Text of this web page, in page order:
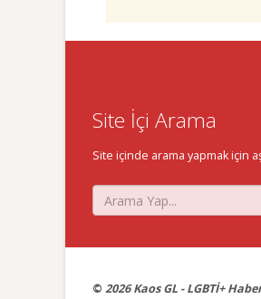
Site İçi Arama
Site içinde arama yapmak için
© 2026 Kaos GL - LGBTİ+